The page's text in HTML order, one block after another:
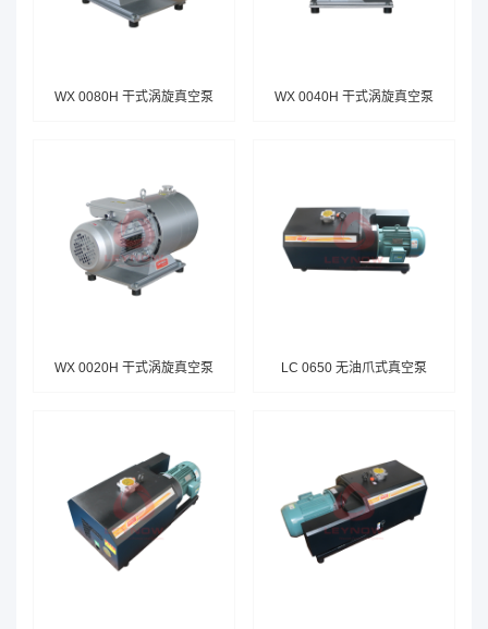
WX 0080H 干式涡旋真空泵 WX 0040H 干式涡旋真空泵
WX 0020H 干式涡旋真空泵 LC 0650 无油爪式真空泵